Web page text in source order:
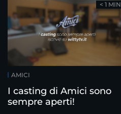
AMICI
I casting di Amici sono
sempre aperti!
< 1 MIN